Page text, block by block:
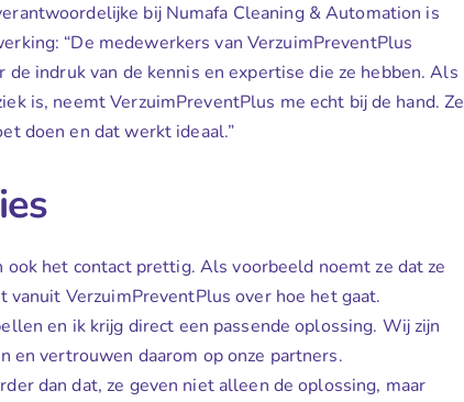
bij Numafa Cleaning & Automation is
“De medewerkers van VerzuimPreventPlus
de indruk van de kennis en expertise die ze hebben. Als
is, neemt VerzuimPreventPlus me echt bij de hand. Ze
doen en dat werkt ideaal.”
ook het contact prettig. Als voorbeeld noemt ze dat ze
VerzuimPreventPlus over hoe het gaat.
en ik krijg direct een passende oplossing. Wij zijn
en vertrouwen daarom op onze partners.
dan dat, ze geven niet alleen de oplossing, maar